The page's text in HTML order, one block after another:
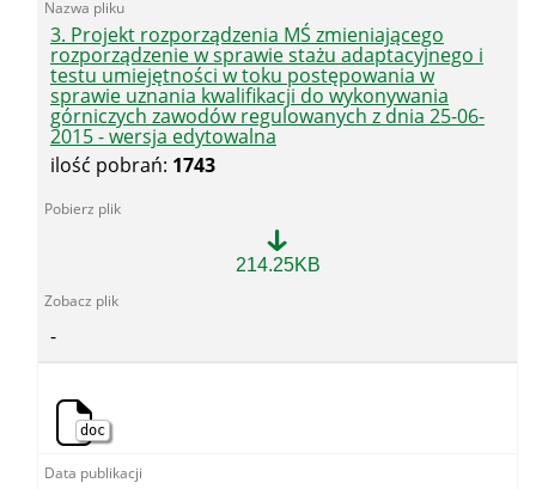
postępowania
w
sprawie
uznania
kwalifikacji
do
wykonywania
górniczych
zawodów
z
2015
skan
3. Projekt rozporządzenia MŚ zmieniającego
rozporządzenie w sprawie stażu adaptacyjnego i
testu umiejętności w toku postępowania w
sprawie uznania kwalifikacji do wykonywania
górniczych zawodów regulowanych z dnia 25-06-
2015 - wersja edytowalna
ilość pobrań: 1743
rozporządzenia
zmieniającego
rozporządzenie
sprawie
stażu
adaptacyjnego
i
214.25KB
-
doc